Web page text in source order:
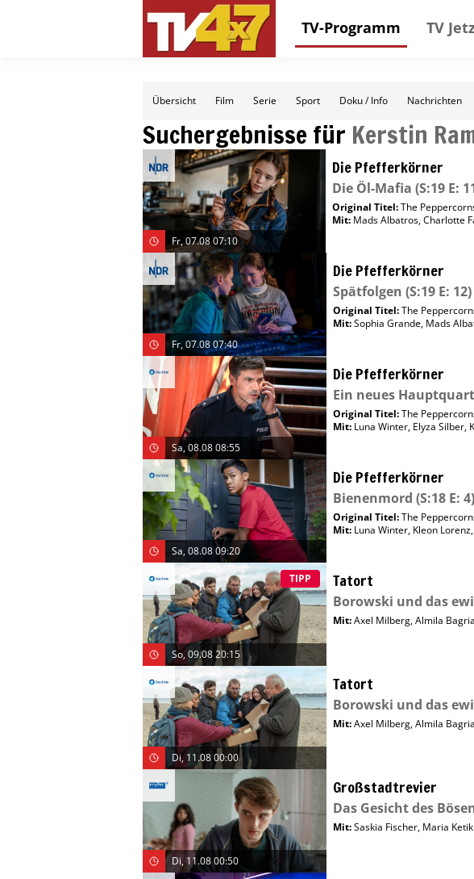
TV-Programm TV
Übersicht Film Serie Sport Doku / Info Nachrichten
Suchergebnisse für Kerstin
Fr, 07.08 07:10
Die Pfefferkörner
Die Öl-Mafia (S:19 E:
Original Titel:The
Mit: Mads Albatros,Charlotte
Fr, 07.08 07:40
Die Pfefferkörner
Spätfolgen (S:19 E: 12)
Original Titel:The
Mit:Sophia Grande, Mads
Sa, 08.08 08:55
Die Pfefferkörner
Ein neues
Original Titel:The
Mit: Luna Winter, Elyza Silber,
Sa, 08.08 09:20
Die Pfefferkörner
Bienenmord (S:18 E: 4)
Original Titel:The
Mit: Luna Winter, Kleon Lorenz,
TIPP
So, 09.08 20:15
Tatort
Borowski und das
Mit:Axel Milberg,Almila
Di, 11.08 00:00
Tatort
Borowski und das
Mit:Axel Milberg,Almila
Di, 11.08 00:50
Großstadtrevier
Das Gesicht des
Mit:Saskia Fischer, Maria